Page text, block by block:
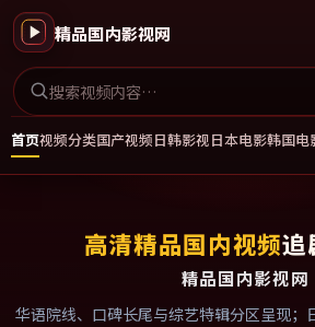
精品国内影视网
首页视频分类国产视频日韩影视日本电影韩国电
高清精品国内视频追
精品国内影视网
华语院线、口碑长尾与综艺特辑分区呈现；